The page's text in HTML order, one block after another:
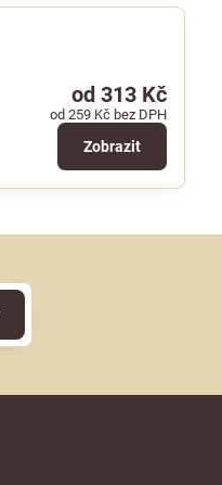
od 313 Kč
od 259 Kč bez DPH
Zobrazit